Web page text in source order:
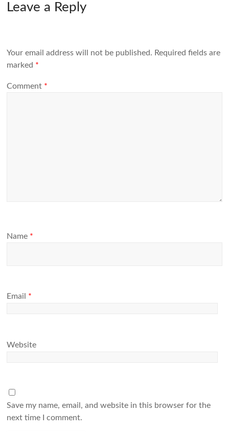
Leave a Reply
Your email address will not be published. Required fields are
marked *
Comment *
Name *
Email *
Website
Save my name, email, and website in this browser for the
next time I comment.